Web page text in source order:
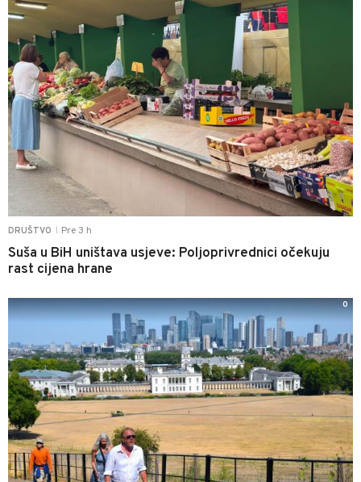
DRUŠTVO Pre 3 h
Suša u BiH uništava usjeve: Poljoprivrednici očekuju
rast cijena hrane
0